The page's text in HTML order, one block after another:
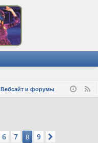
Вебсайт и форумы
6 7 8 9